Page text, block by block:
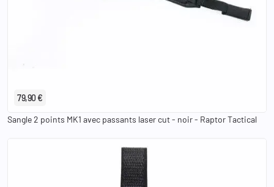
79,90 €
Sangle 2 points MK1 avec passants laser cut - noir - Raptor Tactical